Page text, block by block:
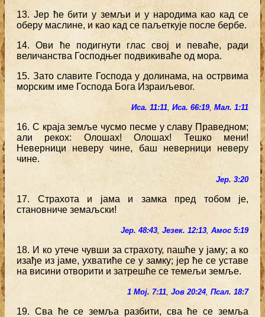
13. Јер ће бити у земљи и у народима као кад се
оберу маслине, и као кад се паљеткује после бербе.
14. Ови ће подигнути глас свој и певаће, ради
величанства Господњег подвикиваће од мора.
15. Зато славите Господа у долинама, на острвима
морским име Господа Бога Израиљевог.
Иса. 11:11, Иса. 66:19, Мал. 1:11
16. С краја земље чусмо песме у славу Праведном;
али рекох: Олошах! Олошах! Тешко мени!
Неверници неверу чине, баш неверници неверу
чине.
Јер. 3:20
17. Страхота и јама и замка пред тобом је,
становниче земаљски!
Јер. 48:43, Језек. 12:13, Амос 5:19
18. И ко утече чувши за страхоту, пашће у јаму; а ко
изађе из јаме, ухватиће се у замку; јер ће се уставе
на висини отворити и затрешће се темељи земље.
1 Мој. 7:11, Јов 20:24, Псал. 18:7
19. Сва ће се земља разбити, сва ће се земља